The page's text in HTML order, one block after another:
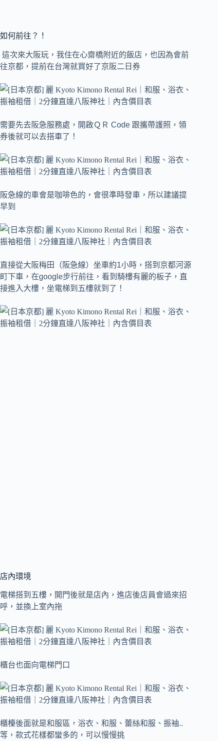
如何前往？！
這次來大阪玩，我住在心齋橋附近的飯店，也因為會前
往京都，提前在台灣就買好了京阪二日券
需要先去阪急服務處，開啟ＱＲ Code 跟攜帶護照，領
券後就可以去搭車了！
阪急線的車會是咖啡色的，會很準時發車，所以建議提
早到
直接從大阪梅田（阪急線）坐車約1小時，搭到京都河源
町下車，在google步行前往，看到騎樓有麗的板子，直
接進入大樓，坐電梯到五樓就到了！
店內環境
電梯搭到五樓，開門後就是店內，進店後店員會過來招
呼，並換上室內拖
櫃台也面向電梯門口
櫃檯後面就是和服區，浴衣、和服、蕾絲和服、振袖..
等，款式花樣都蠻多的，可以慢慢挑